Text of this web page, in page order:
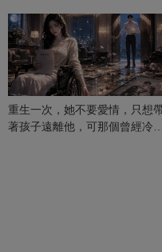
重生一次，她不要愛情，只想
著孩子遠離他，可那個曾經冷漠